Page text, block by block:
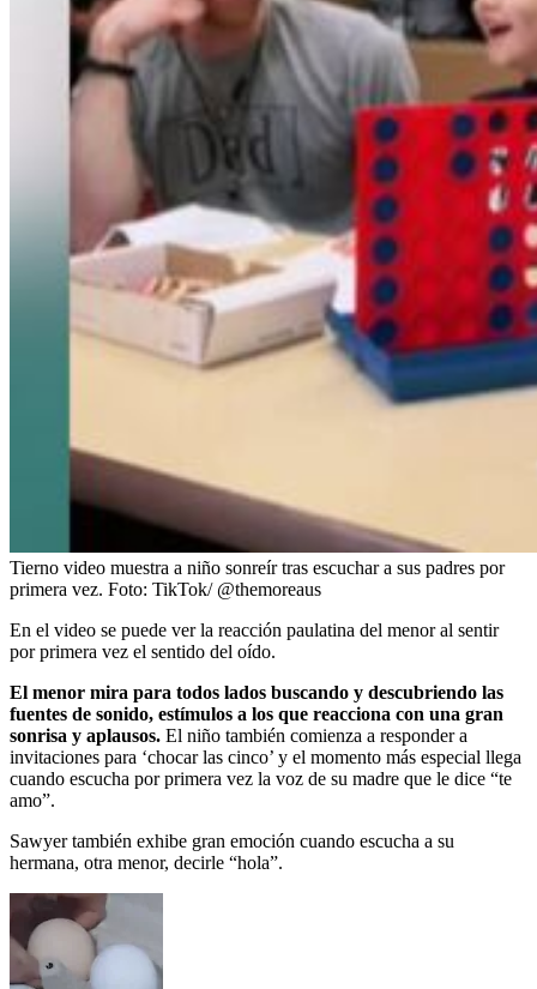
Tierno video muestra a niño sonreír tras escuchar a sus padres por
primera vez. Foto: TikTok/ @themoreaus
En el video se puede ver la reacción paulatina del menor al sentir
por primera vez el sentido del oído.
El menor mira para todos lados buscando y descubriendo las
fuentes de sonido, estímulos a los que reacciona con una gran
sonrisa y aplausos. El niño también comienza a responder a
invitaciones para ‘chocar las cinco’ y el momento más especial llega
cuando escucha por primera vez la voz de su madre que le dice “te
amo”.
Sawyer también exhibe gran emoción cuando escucha a su
hermana, otra menor, decirle “hola”.